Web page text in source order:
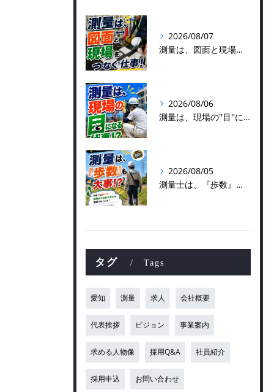
2026/08/07
測量は、図面と現場をつなぐ仕事！
2026/08/06
測量は、現場の''目''になる仕事！？
2026/08/05
測量士は、『歩数』も大事！？
タグ Tags
愛知 測量 求人 会社概要
代表挨拶 ビジョン 事業案内
求める人物像 採用Q&A 社員紹介
採用申込 お問い合わせ